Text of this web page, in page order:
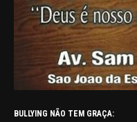
BULLYING NÃO TEM GRAÇA: